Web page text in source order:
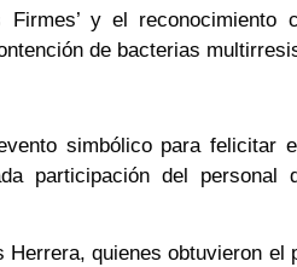
Firmes’ y el reconocimiento
de bacterias
simbólico para felicitar
participación del
quienes obtuvieron